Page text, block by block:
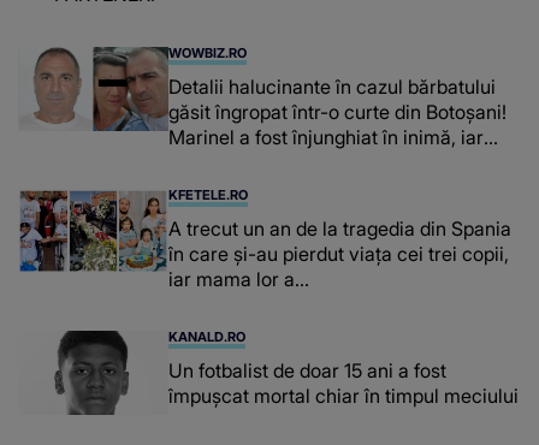
WOWBIZ.RO
Detalii halucinante în cazul bărbatului
găsit îngropat într-o curte din Botoșani!
Marinel a fost înjunghiat în inimă, iar
suspecți
KFETELE.RO
A trecut un an de la tragedia din Spania
în care și-au pierdut viața cei trei copii,
iar mama lor a…
KANALD.RO
Un fotbalist de doar 15 ani a fost
împușcat mortal chiar în timpul meciului